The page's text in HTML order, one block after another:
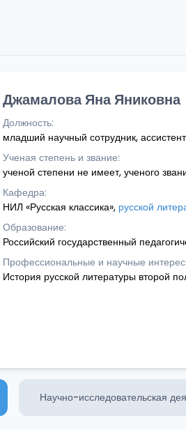
Джамалова Яна Яниковна
Должность:
младший научный сотрудник, ассистент
Ученая степень и звание:
ученой степени не имеет, ученого
Кафедра:
НИЛ «Русская классика», русской
Образование:
Российский государственный
Профессиональные и научные
История русской литературы второй
Научно-исследовательская